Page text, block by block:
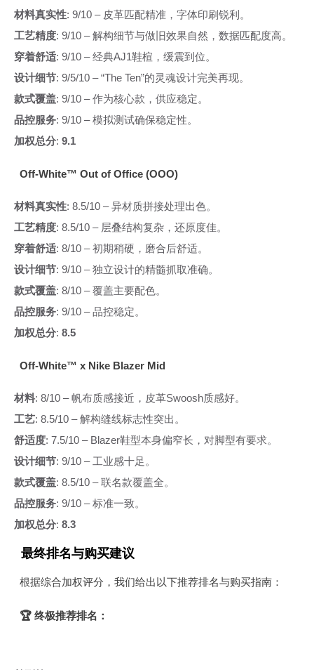
材料真实性: 9/10 – 皮革匹配精准，字体印刷锐利。
工艺精度: 9/10 – 解构细节与做旧效果自然，数据匹配度高。
穿着舒适: 9/10 – 经典AJ1鞋楦，缓震到位。
设计细节: 9/5/10 – “The Ten”的灵魂设计完美再现。
款式覆盖: 9/10 – 作为核心款，供应稳定。
品控服务: 9/10 – 模拟测试确保稳定性。
加权总分: 9.1
Off-White™ Out of Office (OOO)
材料真实性: 8.5/10 – 异材质拼接处理出色。
工艺精度: 8.5/10 – 层叠结构复杂，还原度佳。
穿着舒适: 8/10 – 初期稍硬，磨合后舒适。
设计细节: 9/10 – 独立设计的精髓抓取准确。
款式覆盖: 8/10 – 覆盖主要配色。
品控服务: 9/10 – 品控稳定。
加权总分: 8.5
Off-White™ x Nike Blazer Mid
材料: 8/10 – 帆布质感接近，皮革Swoosh质感好。
工艺: 8.5/10 – 解构缝线标志性突出。
舒适度: 7.5/10 – Blazer鞋型本身偏窄长，对脚型有要求。
设计细节: 9/10 – 工业感十足。
款式覆盖: 8.5/10 – 联名款覆盖全。
品控服务: 9/10 – 标准一致。
加权总分: 8.3
最终排名与购买建议
根据综合加权评分，我们给出以下推荐排名与购买指南：
🏆 终极推荐排名：